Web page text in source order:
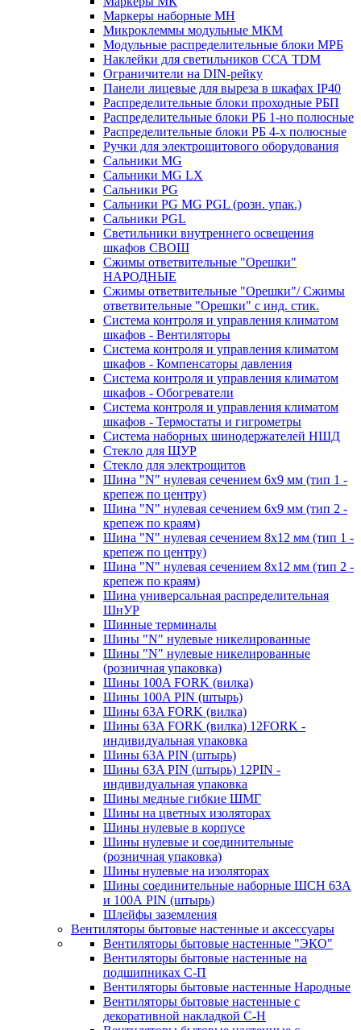
Маркеры наборные МН
Микроклеммы модульные МКМ
Модульные распределительные блоки МРБ
Наклейки для светильников ССА TDM
Ограничители на DIN-рейку
Панели лицевые для выреза в шкафах IP40
Распределительные блоки проходные РБП
Распределительные блоки РБ 1-но полюсные
Распределительные блоки РБ 4-х полюсные
Ручки для электрощитового оборудования
Сальники MG
Сальники MG LX
Сальники PG
Сальники PG MG PGL (розн. упак.)
Сальники PGL
Светильники внутреннего освещения
шкафов СВОШ
Сжимы ответвительные "Орешки"
НАРОДНЫЕ
Сжимы ответвительные "Орешки"/ Сжимы
ответвительные "Орешки" с инд. стик.
Система контроля и управления климатом
шкафов - Вентиляторы
Система контроля и управления климатом
шкафов - Компенсаторы давления
Система контроля и управления климатом
шкафов - Обогреватели
Система контроля и управления климатом
шкафов - Термостаты и гигрометры
Система наборных шинодержателей НШД
Стекло для ЩУР
Стекло для электрощитов
Шина "N" нулевая сечением 6х9 мм (тип 1 -
крепеж по центру)
Шина "N" нулевая сечением 6х9 мм (тип 2 -
крепеж по краям)
Шина "N" нулевая сечением 8х12 мм (тип 1 -
крепеж по центру)
Шина "N" нулевая сечением 8х12 мм (тип 2 -
крепеж по краям)
Шина универсальная распределительная
ШнУР
Шинные терминалы
Шины "N" нулевые никелированные
Шины "N" нулевые никелированные
(розничная упаковка)
Шины 100A FORK (вилка)
Шины 100A PIN (штырь)
Шины 63A FORK (вилка)
Шины 63A FORK (вилка) 12FORK -
индивидуальная упаковка
Шины 63A PIN (штырь)
Шины 63A PIN (штырь) 12PIN -
индивидуальная упаковка
Шины медные гибкие ШМГ
Шины на цветных изоляторах
Шины нулевые в корпусе
Шины нулевые и соединительные
(розничная упаковка)
Шины нулевые на изоляторах
Шины соединительные наборные ШСН 63A
и 100А PIN (штырь)
Шлейфы заземления
Вентиляторы бытовые настенные и аксессуары
Вентиляторы бытовые настенные "ЭКО"
Вентиляторы бытовые настенные на
подшипниках С-П
Вентиляторы бытовые настенные Народные
Вентиляторы бытовые настенные с
декоративной накладкой С-Н